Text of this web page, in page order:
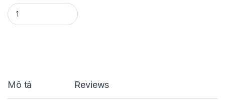
ĐỀ ĐỘ MIO quantity
Mô tả Reviews